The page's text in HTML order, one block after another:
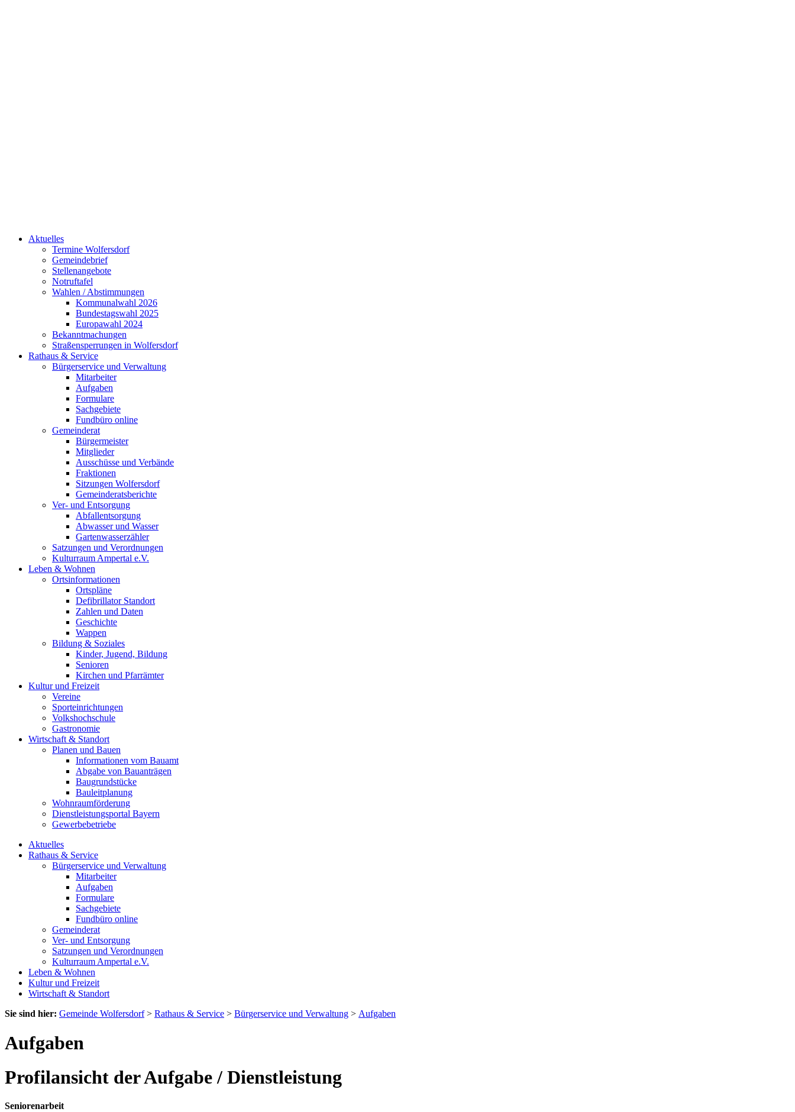
Aktuelles
Termine Wolfersdorf
Gemeindebrief
Stellenangebote
Notruftafel
Wahlen / Abstimmungen
Kommunalwahl 2026
Bundestagswahl 2025
Europawahl 2024
Bekanntmachungen
Straßensperrungen in Wolfersdorf
Rathaus & Service
Bürgerservice und Verwaltung
Mitarbeiter
Aufgaben
Formulare
Sachgebiete
Fundbüro online
Gemeinderat
Bürgermeister
Mitglieder
Ausschüsse und Verbände
Fraktionen
Sitzungen Wolfersdorf
Gemeinderatsberichte
Ver- und Entsorgung
Abfallentsorgung
Abwasser und Wasser
Gartenwasserzähler
Satzungen und Verordnungen
Kulturraum Ampertal e.V.
Leben & Wohnen
Ortsinformationen
Ortspläne
Defibrillator Standort
Zahlen und Daten
Geschichte
Wappen
Bildung & Soziales
Kinder, Jugend, Bildung
Senioren
Kirchen und Pfarrämter
Kultur und Freizeit
Vereine
Sporteinrichtungen
Volkshochschule
Gastronomie
Wirtschaft & Standort
Planen und Bauen
Informationen vom Bauamt
Abgabe von Bauanträgen
Baugrundstücke
Bauleitplanung
Wohnraumförderung
Dienstleistungsportal Bayern
Gewerbebetriebe
Aktuelles
Rathaus & Service
Bürgerservice und Verwaltung
Mitarbeiter
Aufgaben
Formulare
Sachgebiete
Fundbüro online
Gemeinderat
Ver- und Entsorgung
Satzungen und Verordnungen
Kulturraum Ampertal e.V.
Leben & Wohnen
Kultur und Freizeit
Wirtschaft & Standort
Sie sind hier: Gemeinde Wolfersdorf> Rathaus & Service > Bürgerservice und Verwaltung > Aufgaben
Aufgaben
Profilansicht der Aufgabe / Dienstleistung
Seniorenarbeit